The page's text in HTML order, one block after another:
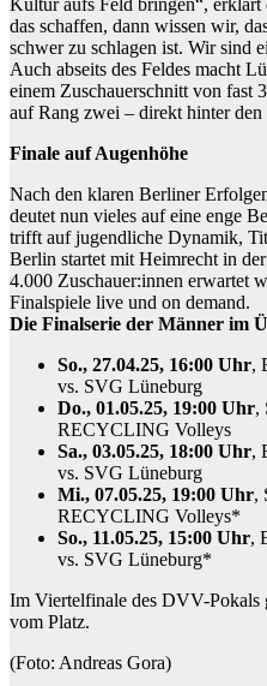
das schaffen, dann wissen wir,
schwer zu schlagen ist. Wir sind
Auch abseits des Feldes macht
einem Zuschauerschnitt von fast
auf Rang zwei – direkt hinter
Finale auf Augenhöhe
Nach den klaren Berliner
deutet nun vieles auf eine enge
trifft auf jugendliche Dynamik,
Berlin startet mit Heimrecht in
4.000 Zuschauer:innen erwartet
Finalspiele live und on demand.
Die Finalserie der Männer im
So., 27.04.25, 16:00 Uhr,
vs. SVG Lüneburg
Do., 01.05.25, 19:00 Uhr,
RECYCLING Volleys
Sa., 03.05.25, 18:00 Uhr,
vs. SVG Lüneburg
Mi., 07.05.25, 19:00 Uhr,
RECYCLING Volleys*
So., 11.05.25, 15:00 Uhr,
vs. SVG Lüneburg*
Im Viertelfinale des DVV-Pokals
vom Platz.
(Foto: Andreas Gora)